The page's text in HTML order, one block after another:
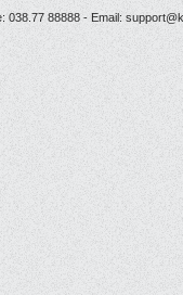
038.77 88888 - Email: